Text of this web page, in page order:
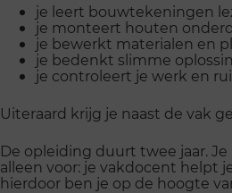
je leert bouwtekeningen
je monteert houten
je bewerkt materialen en
je bedenkt slimme
je controleert je werk en
Uiteraard krijg je naast de vak
De opleiding duurt twee jaar.
alleen voor: je vakdocent helpt
hierdoor ben je op de hoogte